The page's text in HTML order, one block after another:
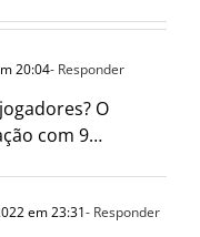
20:04- Responder
O
com 9…
em 23:31- Responder